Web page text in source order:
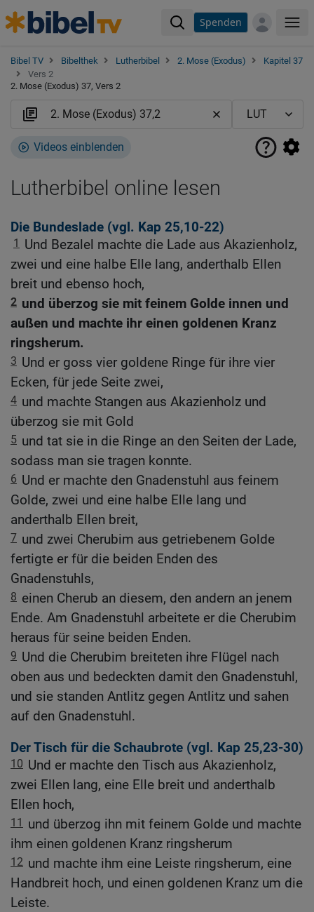
Spenden
Bibel TV Bibelthek Lutherbibel 2. Mose (Exodus)
Kapitel 37
Vers 2
2. Mose (Exodus) 37, Vers 2
Videos einblenden
Lutherbibel online lesen
Die Bundeslade (vgl. Kap 25,10-22)
1
Und Bezalel machte die Lade aus Akazienholz,
zwei und eine halbe Elle lang, anderthalb Ellen
breit und ebenso hoch,
2 und überzog sie mit feinem Golde innen und
außen und machte ihr einen goldenen Kranz
ringsherum.
3 Und er goss vier goldene Ringe für ihre vier
Ecken, für jede Seite zwei,
4 und machte Stangen aus Akazienholz und
überzog sie mit Gold
5 und tat sie in die Ringe an den Seiten der Lade,
sodass man sie tragen konnte.
6 Und er machte den Gnadenstuhl aus feinem
Golde, zwei und eine halbe Elle lang und
anderthalb Ellen breit,
7 und zwei Cherubim aus getriebenem Golde
fertigte er für die beiden Enden des
Gnadenstuhls,
8 einen Cherub an diesem, den andern an jenem
Ende. Am Gnadenstuhl arbeitete er die Cherubim
heraus für seine beiden Enden.
9 Und die Cherubim breiteten ihre Flügel nach
oben aus und bedeckten damit den Gnadenstuhl,
und sie standen Antlitz gegen Antlitz und sahen
auf den Gnadenstuhl.
Der Tisch für die Schaubrote (vgl. Kap 25,23-30)
10 Und er machte den Tisch aus Akazienholz,
zwei Ellen lang, eine Elle breit und anderthalb
Ellen hoch,
11
und überzog ihn mit feinem Golde und machte
ihm einen goldenen Kranz ringsherum
12 und machte ihm eine Leiste ringsherum, eine
Handbreit hoch, und einen goldenen Kranz um die
Leiste.